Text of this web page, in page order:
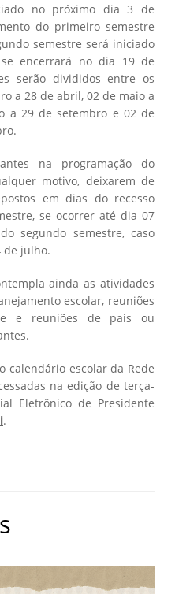
no próximo dia 3 de
do primeiro semestre
semestre será iniciado
encerrará no dia 19 de
serão divididos entre os
a 28 de abril, 02 de maio a
a 29 de setembro e 02 de
na programação do
motivo, deixarem de
em dias do recesso
se ocorrer até dia 07
segundo semestre, caso
de julho.
ainda as atividades
escolar, reuniões
e reuniões de pais ou
calendário escolar da Rede
na edição de terça-
Eletrônico de Presidente
.